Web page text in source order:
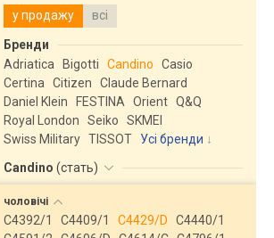
у продажу всі
Бренди
Adriatica
Bigotti Candino
Casio
Certina
Citizen
Claude Bernard
Daniel Klein
FESTINA Orient Q&Q
Royal London
Seiko
SKMEI
Swiss Military TISSOT
Усі бренди
Candino (стать)
чоловічі
C4392/1 C4409/1 C4429/D
C4440/1